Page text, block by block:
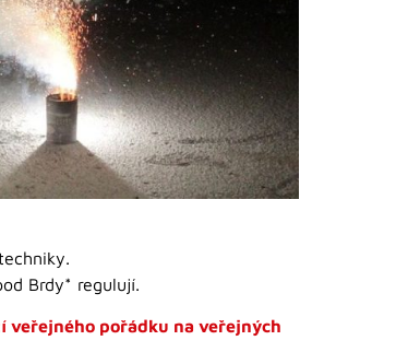
Brdy* regulují.
veřejného pořádku na veřejných